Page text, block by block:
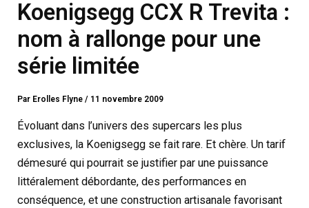
Koenigsegg CCX R Trevita :
nom à rallonge pour une
série limitée
Par Erolles Flyne/ 11 novembre 2009
Évoluant dans l’univers des supercars les plus
exclusives, la Koenigsegg se fait rare. Et chère. Un tarif
démesuré qui pourrait se justifier par une puissance
littéralement débordante, des performances en
conséquence, et une construction artisanale favorisant